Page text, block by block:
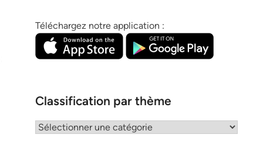
Téléchargez notre application :
Classification par thème
Classification